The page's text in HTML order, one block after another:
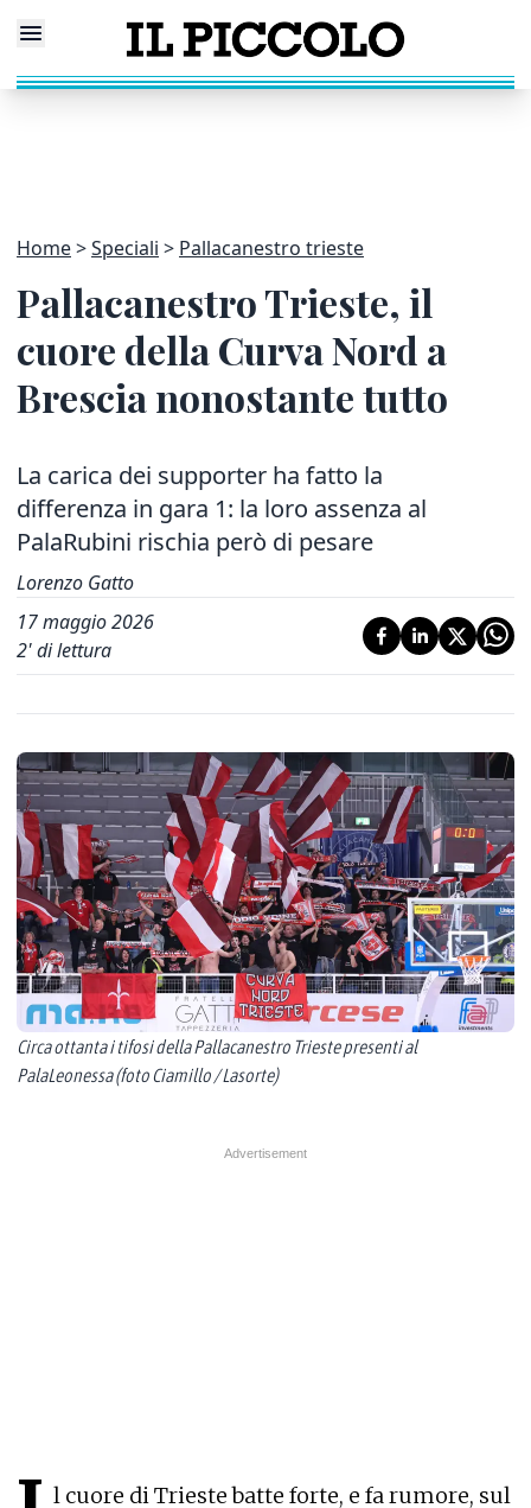
Home Speciali Pallacanestro trieste
Pallacanestro Trieste, il
cuore della Curva Nord a
Brescia nonostante tutto
La carica dei supporter ha fatto la
differenza in gara 1: la loro assenza al
PalaRubini rischia però di pesare
Lorenzo Gatto
17 maggio 2026
2' di lettura
Circa ottanta i tifosi della Pallacanestro Trieste presenti al
PalaLeonessa (foto Ciamillo / Lasorte)
l cuore di Trieste batte forte, e fa rumore, sul